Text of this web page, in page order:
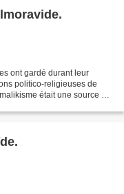
ont gardé durant leur
politico-religieuses de